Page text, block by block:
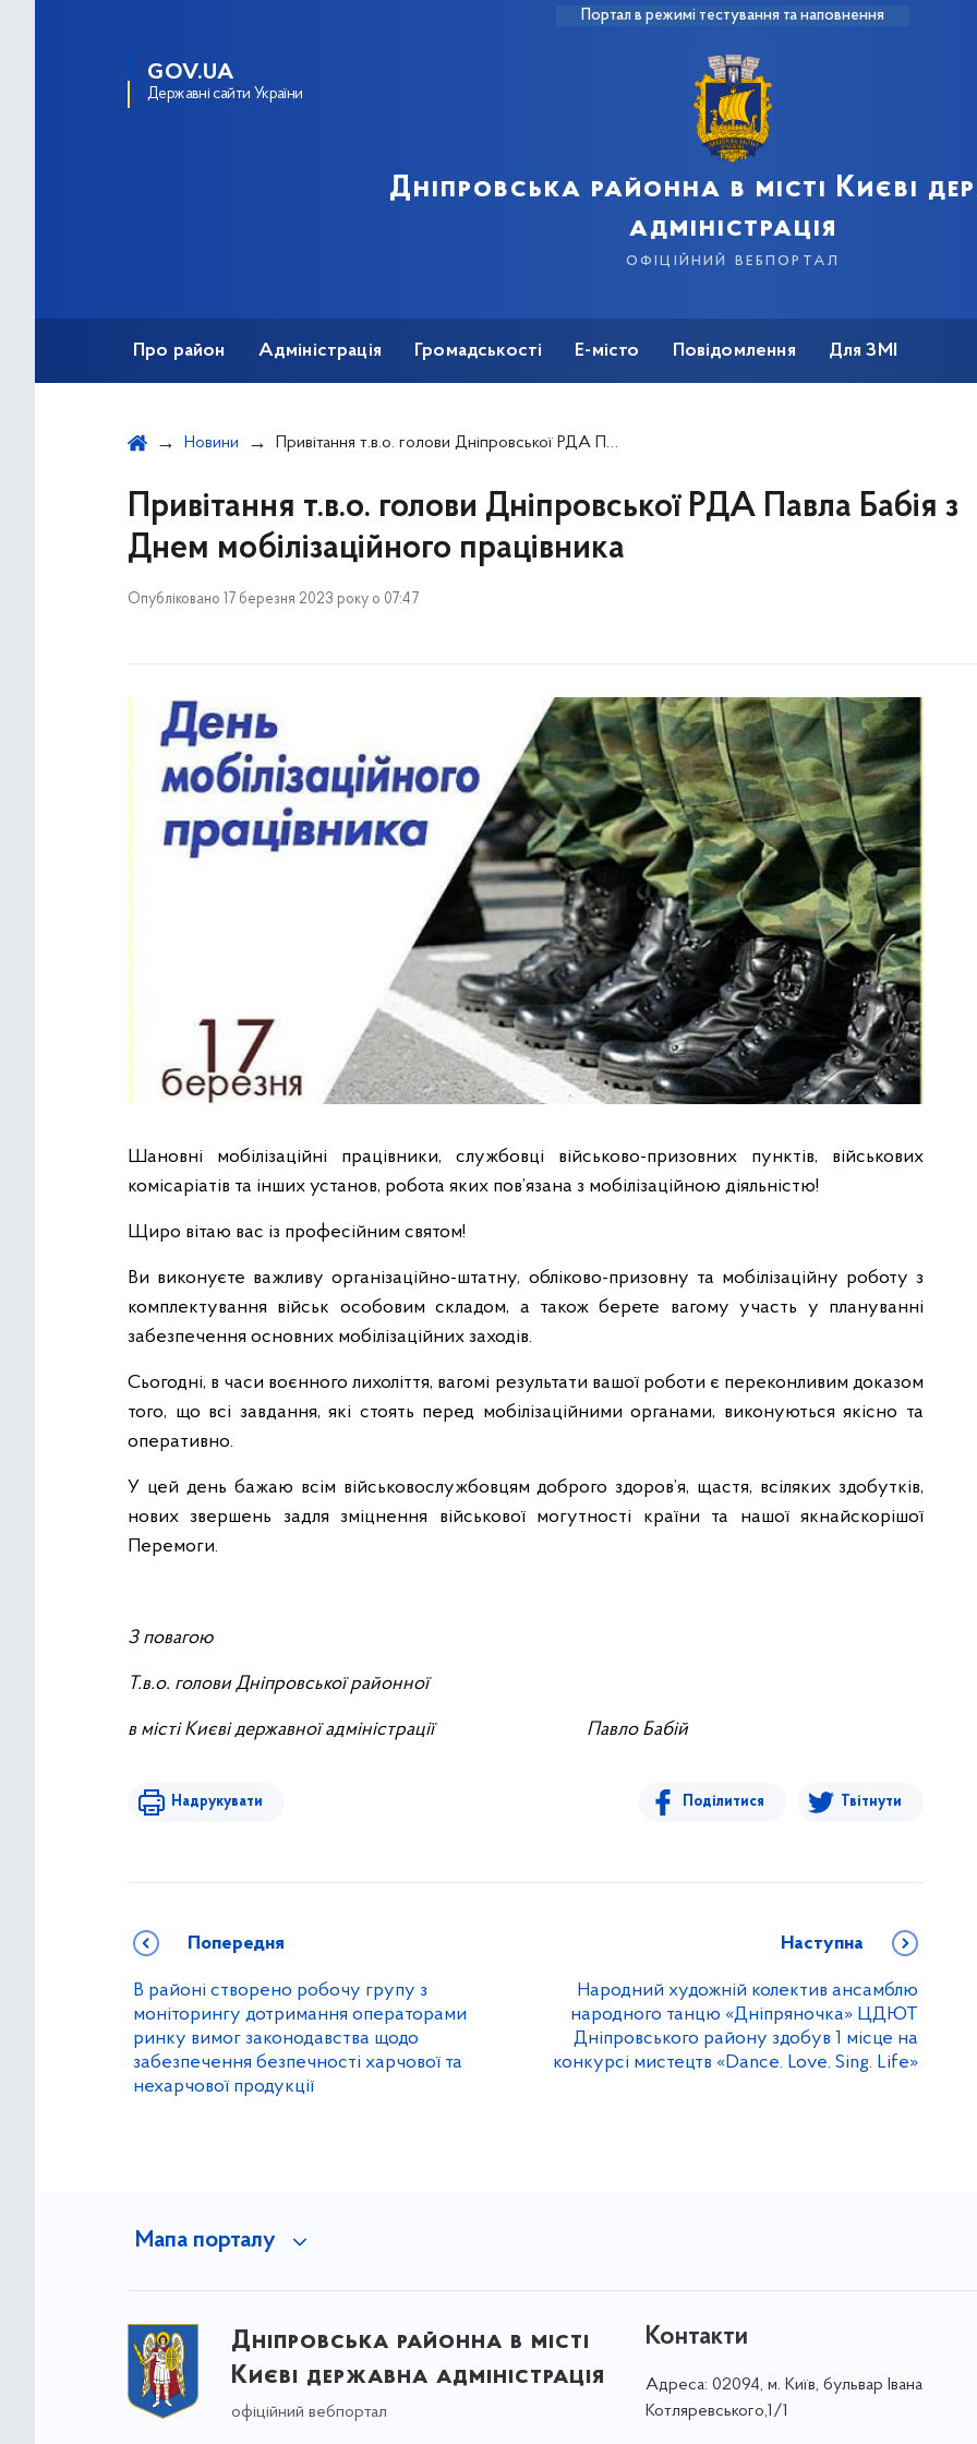
Портал в режимі тестування та наповнення
GOV.UA
Державні сайти України
Дніпровська районна в місті Києві
адміністрація
офіційний вебпортал
Про район Адміністрація Громадськості Е-місто Повідомлення Для ЗМІ
Новини Привітання т.в.о. голови Дніпровської РДА Павла Бабія з Днем мобілізаційного працівника
Привітання т.в.о. голови Дніпровської РДА Павла Бабія з
Днем мобілізаційного працівника
Опубліковано 17 березня 2023 року о 07:47
Шановні мобілізаційні працівники, службовці військово-призовних пунктів, військових
комісаріатів та інших установ, робота яких пов’язана з мобілізаційною діяльністю!
Щиро вітаю вас із професійним святом!
Ви виконуєте важливу організаційно-штатну, обліково-призовну та мобілізаційну роботу з
комплектування військ особовим складом, а також берете вагому участь у плануванні
забезпечення основних мобілізаційних заходів.
Сьогодні, в часи воєнного лихоліття, вагомі результати вашої роботи є переконливим доказом
того, що всі завдання, які стоять перед мобілізаційними органами, виконуються якісно та
оперативно.
У цей день бажаю всім військовослужбовцям доброго здоров’я, щастя, всіляких здобутків,
нових звершень задля зміцнення військової могутності країни та нашої якнайскорішої
Перемоги.
З повагою
Т.в.о. голови Дніпровської районної
в місті Києві державної адміністрації Павло Бабій
Надрукувати Поділитися Твітнути
Попередня
В районі створено робочу групу з
моніторингу дотримання операторами
ринку вимог законодавства щодо
забезпечення безпечності харчової та
нехарчової продукції
Наступна
Народний художній колектив ансамблю
народного танцю «Дніпряночка» ЦДЮТ
Дніпровського району здобув 1 місце на
конкурсі мистецтв «Dance. Love. Sing. Life»
Мапа порталу
Дніпровська районна в місті
Києві державна адміністрація
офіційний вебпортал
Контакти
Адреса: 02094, м. Київ, бульвар Івана
Котляревського,1/1